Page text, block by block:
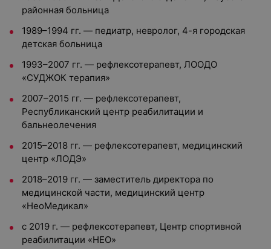
районная больница
1989–1994 гг. — педиатр, невролог, 4-я городская
детская больница
1993–2007 гг. — рефлексотерапевт, ЛООДО
«СУДЖОК терапия»
2007–2015 гг. — рефлексотерапевт,
Республиканский центр реабилитации и
бальнеолечения
2015–2018 гг. — рефлексотерапевт, медицинский
центр «ЛОДЭ»
2018–2019 гг. — заместитель директора по
медицинской части, медицинский центр
«НеоМедикал»
с 2019 г. — рефлексотерапевт, Центр спортивной
реабилитации «НЕО»